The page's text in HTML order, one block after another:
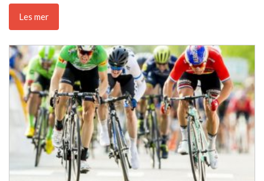
Les mer